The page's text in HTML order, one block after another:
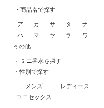
・商品名で探す
ア カ サ タ
ナ
ハ
マ ヤ ラ
ワ
その他
・
ミニ香水を探す
・性別で探す
メンズ
レディース
ユニセックス